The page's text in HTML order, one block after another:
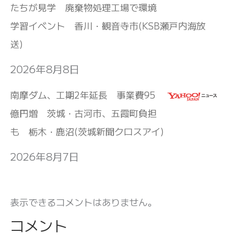
たちが見学 廃棄物処理工場で環境
学習イベント 香川・観音寺市(KSB瀬戸内海放
送)
2026年8月8日
南摩ダム、工期2年延長 事業費95
億円増 茨城・古河市、五霞町負担
も 栃木・鹿沼(茨城新聞クロスアイ)
2026年8月7日
表示できるコメントはありません。
コメント